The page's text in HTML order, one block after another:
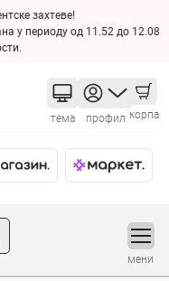
захтеве!
у периоду од 11.52 до 12.08
тема профил корпа
мени